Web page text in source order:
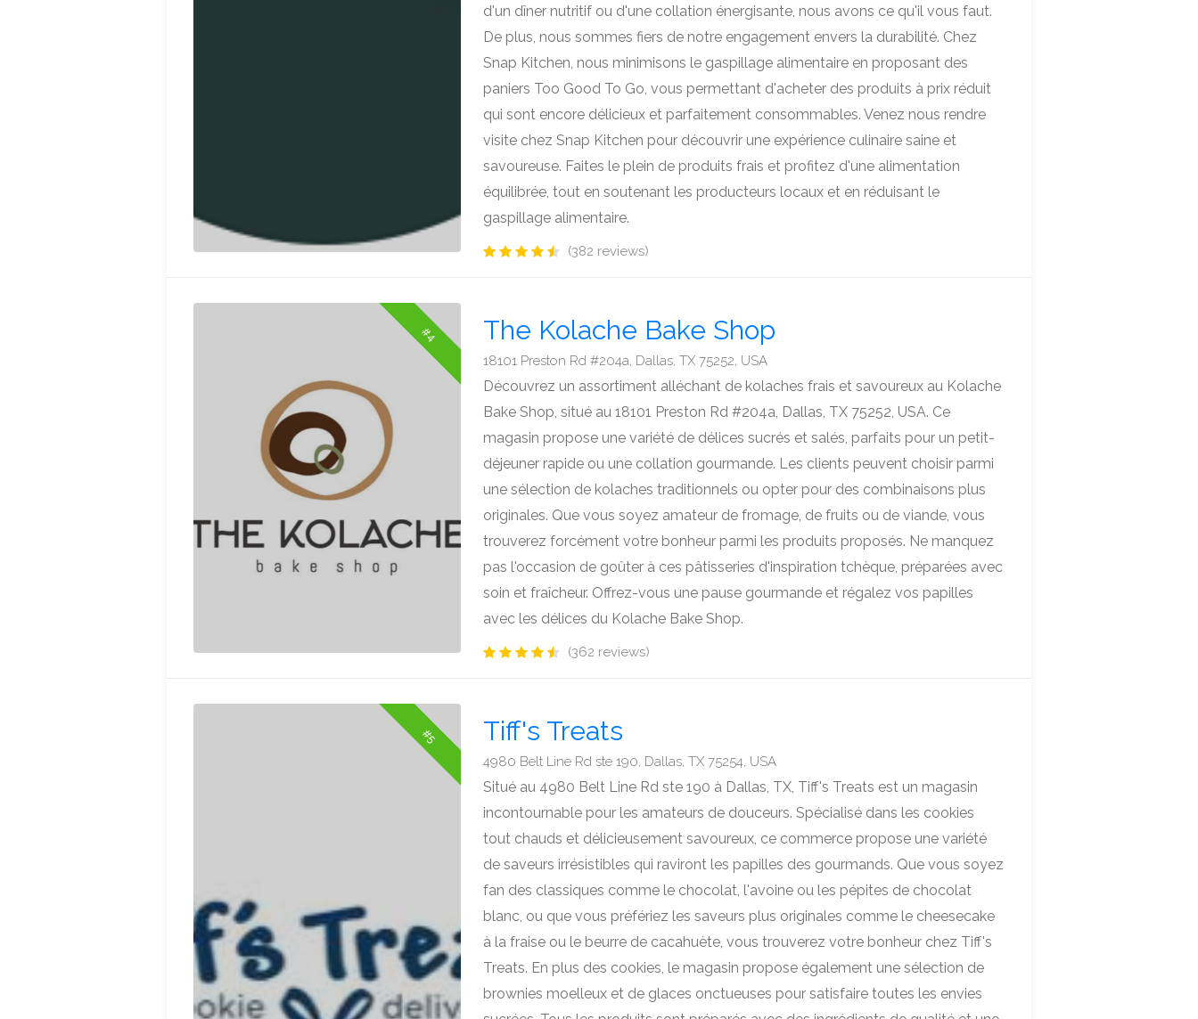
d'un dîner nutritif ou d'une collation énergisante, nous avons ce qu'il vous faut.
De plus, nous sommes fiers de notre engagement envers la durabilité. Chez
Snap Kitchen, nous minimisons le gaspillage alimentaire en proposant des
paniers Too Good To Go, vous permettant d'acheter des produits à prix réduit
qui sont encore délicieux et parfaitement consommables. Venez nous rendre
visite chez Snap Kitchen pour découvrir une expérience culinaire saine et
savoureuse. Faites le plein de produits frais et profitez d'une alimentation
équilibrée, tout en soutenant les producteurs locaux et en réduisant le
gaspillage alimentaire.
(382 reviews)
#4 The Kolache Bake Shop
18101 Preston Rd #204a, Dallas, TX 75252, USA
Découvrez un assortiment alléchant de kolaches frais et savoureux au Kolache
Bake Shop, situé au 18101 Preston Rd #204a, Dallas, TX 75252, USA. Ce
magasin propose une variété de délices sucrés et salés, parfaits pour un petit-
déjeuner rapide ou une collation gourmande. Les clients peuvent choisir parmi
une sélection de kolaches traditionnels ou opter pour des combinaisons plus
originales. Que vous soyez amateur de fromage, de fruits ou de viande, vous
trouverez forcément votre bonheur parmi les produits proposés. Ne manquez
pas l'occasion de goûter à ces pâtisseries d'inspiration tchèque, préparées avec
soin et fraîcheur. Offrez-vous une pause gourmande et régalez vos papilles
avec les délices du Kolache Bake Shop.
(362 reviews)
#5 Tiff's Treats
4980 Belt Line Rd ste 190, Dallas, TX 75254, USA
Situé au 4980 Belt Line Rd ste 190 à Dallas, TX, Tiff's Treats est un magasin
incontournable pour les amateurs de douceurs. Spécialisé dans les cookies
tout chauds et délicieusement savoureux, ce commerce propose une variété
de saveurs irrésistibles qui raviront les papilles des gourmands. Que vous soyez
fan des classiques comme le chocolat, l'avoine ou les pépites de chocolat
blanc, ou que vous préfériez les saveurs plus originales comme le cheesecake
à la fraise ou le beurre de cacahuète, vous trouverez votre bonheur chez Tiff's
Treats. En plus des cookies, le magasin propose également une sélection de
brownies moelleux et de glaces onctueuses pour satisfaire toutes les envies